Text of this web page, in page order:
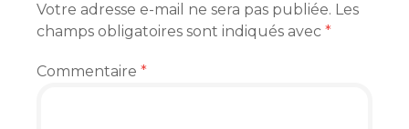
Votre adresse e-mail ne sera pas publiée. Les
champs obligatoires sont indiqués avec *
Commentaire *